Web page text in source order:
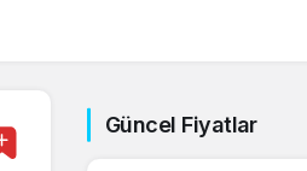
Güncel Fiyatlar